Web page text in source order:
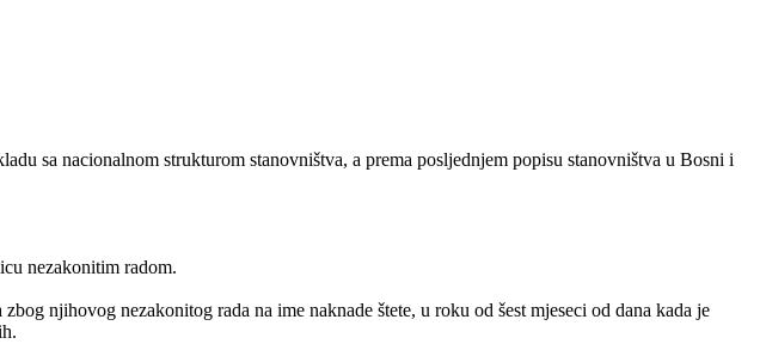
sa nacionalnom strukturom stanovništva, a prema posljednjem popisu stanovništva u Bosni i
nezakonitim radom.
njihovog nezakonitog rada na ime naknade štete, u roku od šest mjeseci od dana kada je